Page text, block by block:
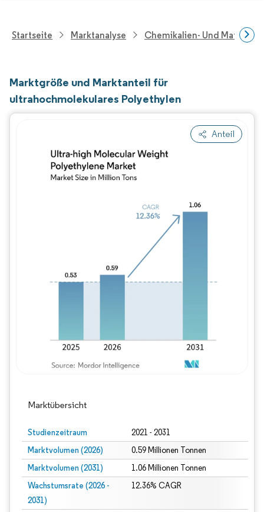
Startseite Marktanalyse Chemikalien- Und
Marktgröße und Marktanteil für
ultrahochmolekulares Polyethylen
Anteil
Marktübersicht
Studienzeitraum 2021 - 2031
Marktvolumen (2026) 0.59 Millionen Tonnen
Marktvolumen (2031) 1.06 Millionen Tonnen
Wachstumsrate (2026 -
2031)
12.36% CAGR
Bild © Mordor Intelligence.